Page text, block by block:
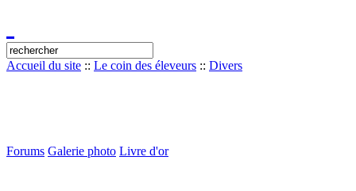
Accueil du site :: Le coin des éleveurs :: Divers
Forums Galerie photo Livre d'or